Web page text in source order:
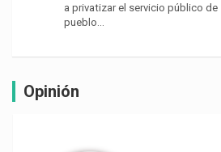
a privatizar el servicio público de
pueblo…
Opinión